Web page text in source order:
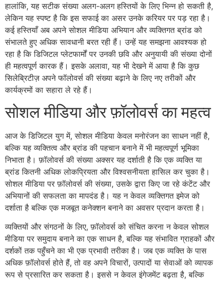
हालांकि, यह सटीक संख्या अलग-अलग हस्तियों के लिए भिन्न हो सकती है,
लेकिन यह स्पष्ट है कि इस सफाई का असर उनके करियर पर पड़ रहा है।
कई हस्तियाँ अब अपने सोशल मीडिया अभियान और व्यक्तिगत ब्रांड को
संभालते हुए अधिक सावधानी बरत रही हैं। उन्हें यह समझना आवश्यक हो
रहा है कि डिजिटल प्लेटफार्मों पर उनकी छवि और अनुयायी की संख्या दोनों
ही महत्वपूर्ण कारक हैं। इसके अलावा, यह भी देखने में आया है कि कुछ
सिलेब्रिटीज़ अपने फॉलोवर्स की संख्या बढ़ाने के लिए नए तरीकों और
कार्यक्रमों का सहारा ले रहे हैं।
सोशल मीडिया और फ़ॉलोवर्स का महत्व
आज के डिजिटल युग में, सोशल मीडिया केवल मनोरंजन का साधन नहीं है,
बल्कि यह व्यक्तित्व और ब्रांड की पहचान बनाने में भी महत्वपूर्ण भूमिका
निभाता है। फ़ॉलोवर्स की संख्या अक्सर यह दर्शाती है कि एक व्यक्ति या
ब्रांड कितनी अधिक लोकप्रियता और विश्वसनीयता हासिल कर चुका है।
सोशल मीडिया पर फ़ॉलोवर्स की संख्या, उसके द्वारा किए जा रहे कंटेंट और
अभियानों की सफलता का मापदंड है। यह न केवल व्यक्तिगत इमेज को
दर्शाता है बल्कि एक मजबूत कनेक्शन बनाने का अवसर प्रदान करता है।
व्यक्तियों और संगठनों के लिए, फ़ॉलोवर्स को संचित करना न केवल सोशल
मीडिया पर समुदाय बनाने का एक साधन है, बल्कि यह संभावित ग्राहकों और
दर्शकों तक पहुँचने का भी एक प्रभावी तरीका है। जब एक व्यक्ति के पास
अधिक फ़ॉलोवर्स होते हैं, तो वह अपने विचारों, उत्पादों या सेवाओं को व्यापक
रूप से प्रसारित कर सकता है। इससे न केवल इंगेजमेंट बढ़ता है, बल्कि